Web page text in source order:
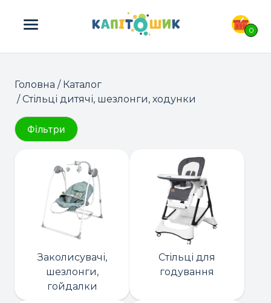
0
ПОШУК ТОВАРІВ:
Головна / Каталог
/ Стільці дитячі, шезлонги, ходунки
Фільтри
Заколисувачі,
шезлонги,
гойдалки
Стільці для
годування